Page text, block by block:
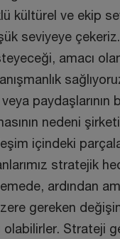
kültürel ve ekip
seviyeye
amacı
veya
nedeni
içindeki
stratejik
ardından
gereken
olabilirler. Strateji